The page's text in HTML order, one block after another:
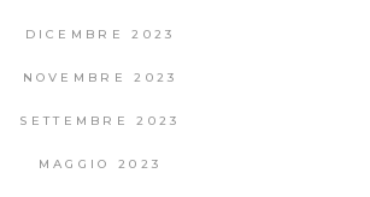
DICEMBRE 2023
NOVEMBRE 2023
SETTEMBRE 2023
MAGGIO 2023